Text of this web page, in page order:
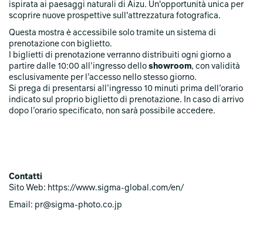
ispirata ai paesaggi naturali di Aizu. Un'opportunità unica per
scoprire nuove prospettive sull'attrezzatura fotografica.
Questa mostra è accessibile solo tramite un sistema di
prenotazione con biglietto.
I biglietti di prenotazione verranno distribuiti ogni giorno a
partire dalle 10:00 all’ingresso dello showroom, con validità
esclusivamente per l’accesso nello stesso giorno.
Si prega di presentarsi all’ingresso 10 minuti prima dell’orario
indicato sul proprio biglietto di prenotazione. In caso di arrivo
dopo l’orario specificato, non sarà possibile accedere.
Contatti
Sito Web: https://www.sigma-global.com/en/
Email: pr@sigma-photo.co.jp